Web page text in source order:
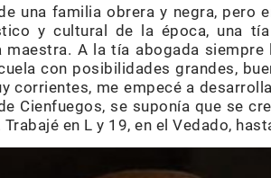
una familia obrera y negra, pero
y cultural de la época, una
A la tía abogada
con posibilidades grandes,
corrientes, me empecé a
Cienfuegos, se suponía que se
en L y 19, en el Vedado,